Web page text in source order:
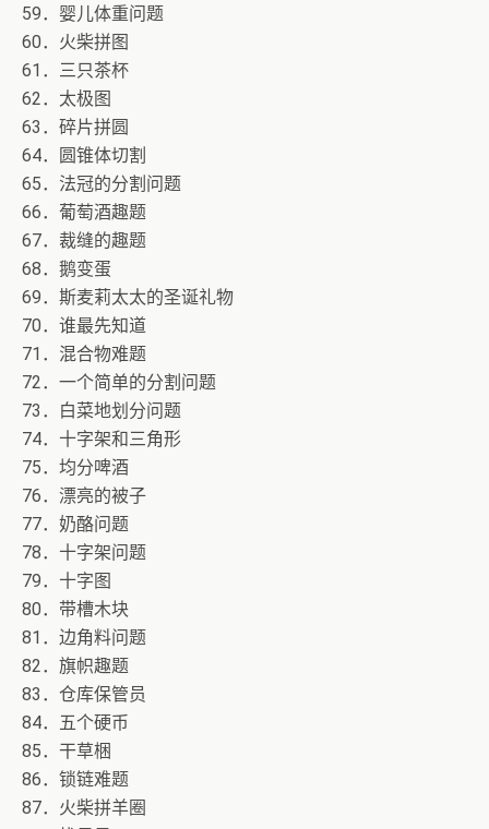
59．婴儿体重问题
60．火柴拼图
61．三只茶杯
62．太极图
63．碎片拼圆
64．圆锥体切割
65．法冠的分割问题
66．葡萄酒趣题
67．裁缝的趣题
68．鹅变蛋
69．斯麦莉太太的圣诞礼物
70．谁最先知道
71．混合物难题
72．一个简单的分割问题
73．白菜地划分问题
74．十字架和三角形
75．均分啤酒
76．漂亮的被子
77．奶酪问题
78．十字架问题
79．十字图
80．带槽木块
81．边角料问题
82．旗帜趣题
83．仓库保管员
84．五个硬币
85．干草梱
86．锁链难题
87．火柴拼羊圈